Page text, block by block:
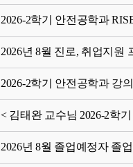
2026-2학기 안전공학과
2026년 8월 진로, 취업지원
2026-2학기 안전공학과 강
< 김태완 교수님 2026-2학
2026년 8월 졸업예정자 졸